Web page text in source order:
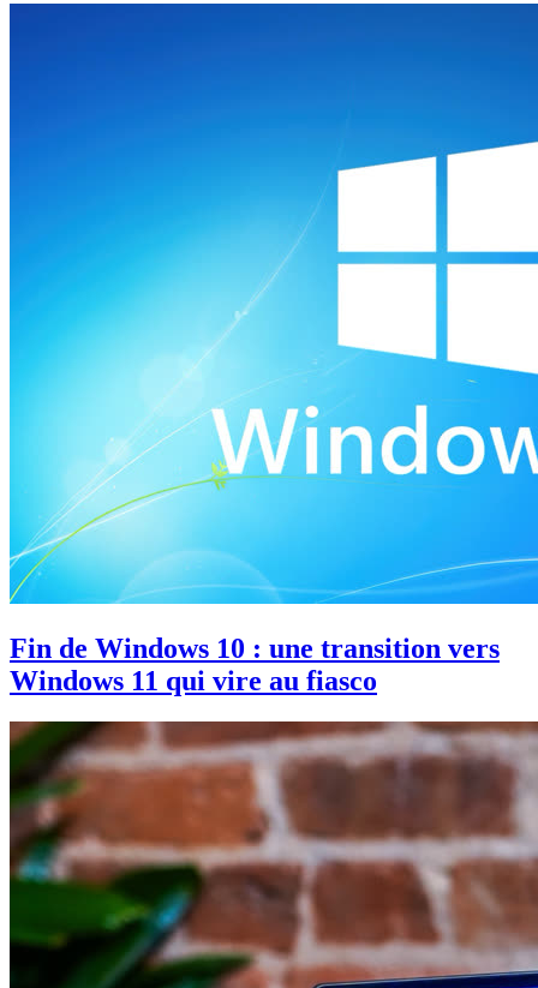
Fin de Windows 10 : une transition vers
Windows 11 qui vire au fiasco